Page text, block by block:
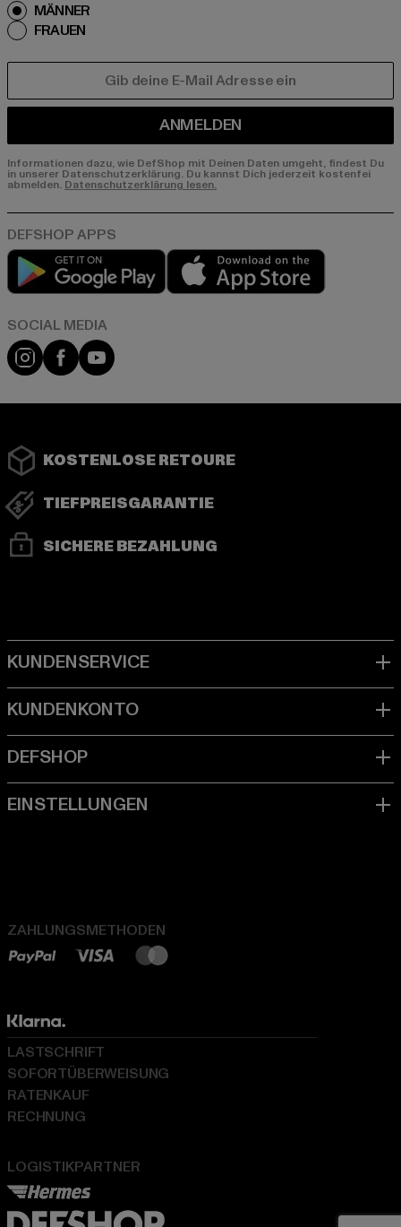
MÄNNER
FRAUEN
ANMELDEN
Informationen dazu, wie DefShop mit Deinen Daten umgeht, findest Du
in unserer Datenschutzerklärung. Du kannst Dich jederzeit kostenfei
abmelden. Datenschutzerklärung lesen.
Play market
Instagram
FacebookYouTube
KOSTENLOSE RETOURE
TIEFPREISGARANTIE
SICHERE BEZAHLUNG
ZAHLUNGSMETHODEN
LOGISTIKPARTNER
LASTSCHRIFT
SOFORTÜBERWEISUNG
RATENKAUF
RECHNUNG